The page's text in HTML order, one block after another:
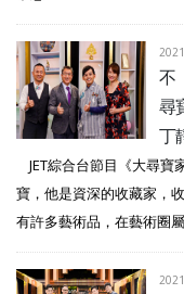
不
尋
丁
JET綜合台節目《大尋寶
寶，他是資深的收藏家，
有許多藝術品，在藝術圈